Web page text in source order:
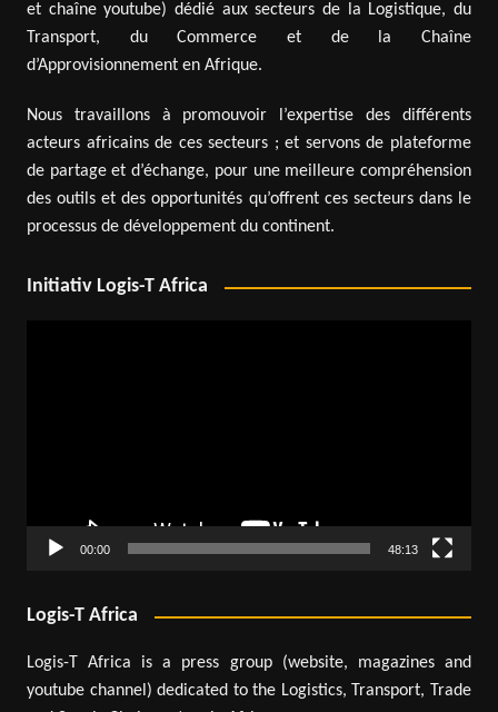
et chaîne youtube) dédié aux secteurs de la Logistique, du
Transport, du Commerce et de la Chaîne
d’Approvisionnement en Afrique.
Nous travaillons à promouvoir l’expertise des différents
acteurs africains de ces secteurs ; et servons de plateforme
de partage et d’échange, pour une meilleure compréhension
des outils et des opportunités qu’offrent ces secteurs dans le
processus de développement du continent.
Initiativ Logis-T Africa
00:00 48:13
Logis-T Africa
Logis-T Africa is a press group (website, magazines and
youtube channel) dedicated to the Logistics, Transport, Trade